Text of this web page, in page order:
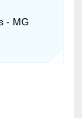
- MG